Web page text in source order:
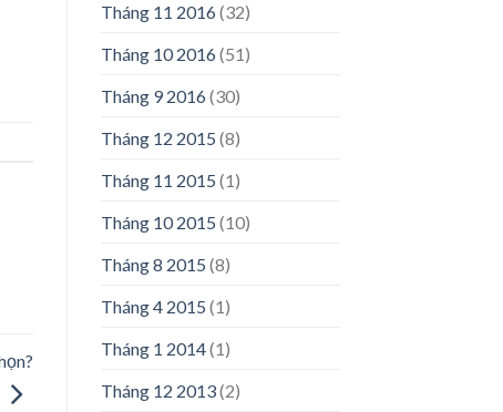
Tháng 11 2016(32)
Tháng 10 2016(51)
Tháng 9 2016(30)
Tháng 12 2015 (8)
Tháng 11 2015 (1)
Tháng 10 2015 (10)
Tháng 8 2015 (8)
Tháng 4 2015 (1)
Tháng 1 2014(1)
Tháng 12 2013(2)